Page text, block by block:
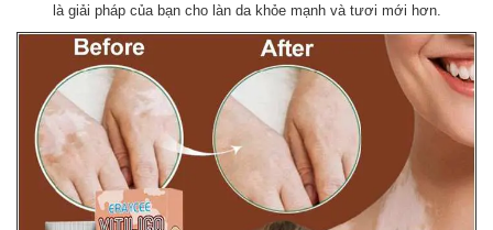
là giải pháp của bạn cho làn da khỏe mạnh và tươi mới hơn.